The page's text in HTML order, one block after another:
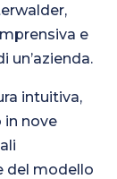
e
un’azienda.
intuitiva,
in nove
del modello